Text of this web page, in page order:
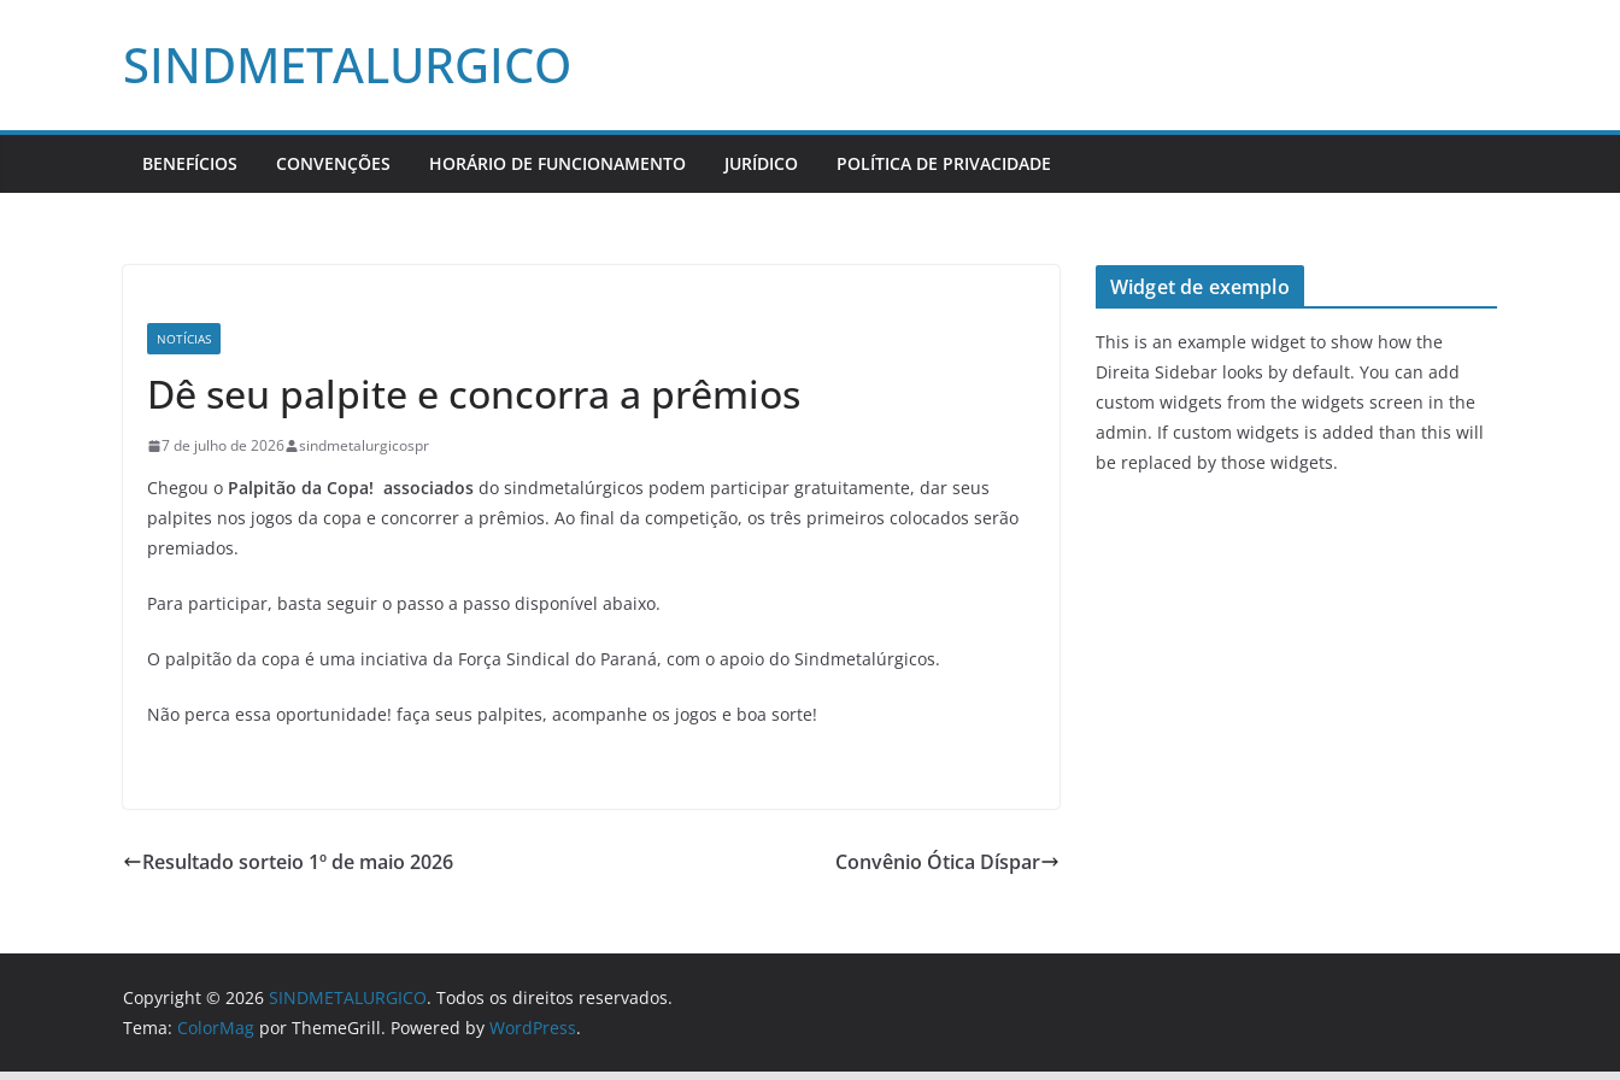
SINDMETALURGICO
BENEFÍCIOS CONVENÇÕES HORÁRIO DE FUNCIONAMENTO JURÍDICO POLÍTICA DE PRIVACIDADE
NOTÍCIAS
Dê seu palpite e concorra a prêmios
7 de julho de 2026 sindmetalurgicospr
Chegou o Palpitão da Copa! associados do sindmetalúrgicos podem participar gratuitamente, dar seus
palpites nos jogos da copa e concorrer a prêmios. Ao final da competição, os três primeiros colocados serão
premiados.
Para participar, basta seguir o passo a passo disponível abaixo.
O palpitão da copa é uma inciativa da Força Sindical do Paraná, com o apoio do Sindmetalúrgicos.
Não perca essa oportunidade! faça seus palpites, acompanhe os jogos e boa sorte!
Resultado sorteio 1º de maio 2026 Convênio Ótica Díspar
Widget de exemplo
This is an example widget to show how the
Direita Sidebar looks by default. You can add
custom widgets from the widgets screen in the
admin. If custom widgets is added than this will
be replaced by those widgets.
Copyright © 2026 SINDMETALURGICO. Todos os direitos reservados.
Tema: ColorMag por ThemeGrill. Powered by WordPress.